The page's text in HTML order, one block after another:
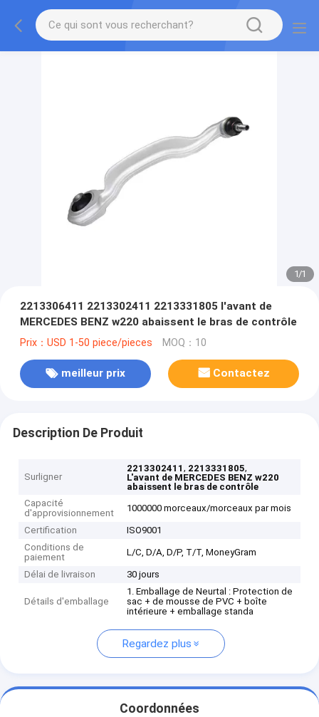
1/1
2213306411 2213302411 2213331805 l'avant de
MERCEDES BENZ w220 abaissent le bras de contrôle
Prix：USD 1-50 piece/pieces MOQ：10
meilleur prix Contactez
Description De Produit
Surligner
2213302411, 2213331805,
L'avant de MERCEDES BENZ w220
abaissent le bras de contrôle
Capacité
d'approvisionnement
1000000 morceaux/morceaux par mois
Certification
ISO9001
Conditions de
paiement
L/C, D/A, D/P, T/T, MoneyGram
Délai de livraison 30 jours
Détails d'emballage
1. Emballage de Neurtal : Protection de
sac + de mousse de PVC + boîte
intérieure + emballage standa
Regardez plus
Coordonnées